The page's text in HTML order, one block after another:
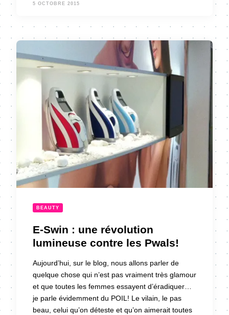
5 OCTOBRE 2015
BEAUTY
E-Swin : une révolution
lumineuse contre les Pwals!
Aujourd’hui, sur le blog, nous allons parler de
quelque chose qui n’est pas vraiment très glamour
et que toutes les femmes essayent d’éradiquer…
je parle évidemment du POIL! Le vilain, le pas
beau, celui qu’on déteste et qu’on aimerait toutes